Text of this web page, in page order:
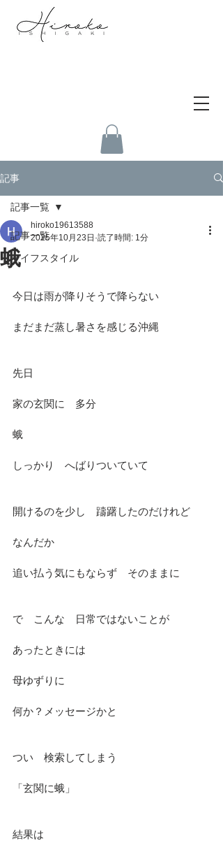
記事
記事一覧
ライフスタイル
記事一覧
蛾
hiroko19613588
2025年10月23日 読了時間: 1分
今日は雨が降りそうで降らない
まだまだ蒸し暑さを感じる沖縄
先日
家の玄関に　多分
蛾
しっかり　へばりついていて
開けるのを少し　躊躇したのだけれど
なんだか
追い払う気にもならず　そのままに
で　こんな　日常ではないことが
あったときには
母ゆずりに
何か？メッセージかと
つい　検索してしまう
「玄関に蛾」
結果は